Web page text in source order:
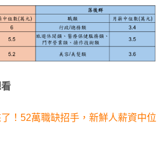
了！52萬職缺招手，新鮮人薪資中位